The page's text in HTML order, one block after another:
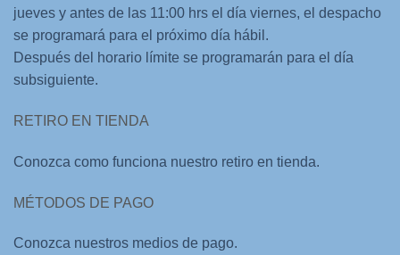
jueves y antes de las 11:00 hrs el día viernes, el despacho
se programará para el próximo día hábil.
Después del horario límite se programarán para el día
subsiguiente.
RETIRO EN TIENDA
Conozca como funciona nuestro retiro en tienda.
MÉTODOS DE PAGO
Conozca nuestros medios de pago.